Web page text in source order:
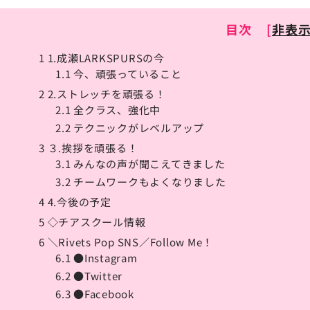
目次 [非表
1 1.成瀬LARKSPURSの今
1.1今、頑張っていること
2 2.ストレッチを頑張る！
2.1全クラス、強化中
2.2 テクニックがレベルアップ
3 ３.挨拶を頑張る！
3.1 みんなの声が聞こえてきました
3.2 チームワークもよくなりました
4 4.今後の予定
5 ◇チアスクール情報
6 ＼Rivets Pop SNS／Follow Me！
6.1●Instagram
6.2●Twitter
6.3●Facebook